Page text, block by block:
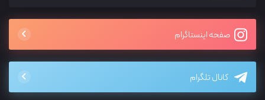
صفحه اینستاگرام
کانال تلگرام